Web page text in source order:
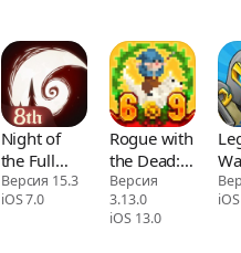
Night of
the Full
Moon
Версия 15.3
iOS 7.0
Rogue with
the Dead:
Idle RPG
Версия
3.13.0
iOS 13.0